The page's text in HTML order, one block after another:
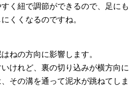
く紐で調節ができるので、足にも
くくなるのですね。
ねの方向に影響します。
けれど、裏の切り込みが横方向に
その溝を通って泥水が跳ねてしま